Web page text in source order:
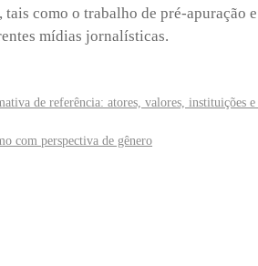
como o trabalho de pré-apuração
mídias jornalísticas.
de referência: atores, valores, instituições e
com perspectiva de gênero